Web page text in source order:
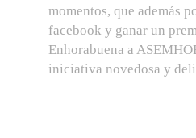
momentos, que además
facebook y ganar un
Enhorabuena a
iniciativa novedosa y